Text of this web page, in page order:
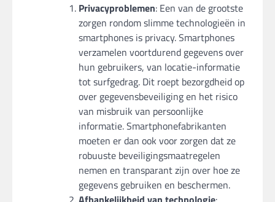
Privacyproblemen: Een van de grootste
zorgen rondom slimme technologieën in
smartphones is privacy. Smartphones
verzamelen voortdurend gegevens over
hun gebruikers, van locatie-informatie
tot surfgedrag. Dit roept bezorgdheid op
over gegevensbeveiliging en het risico
van misbruik van persoonlijke
informatie. Smartphonefabrikanten
moeten er dan ook voor zorgen dat ze
robuuste beveiligingsmaatregelen
nemen en transparant zijn over hoe ze
gegevens gebruiken en beschermen.